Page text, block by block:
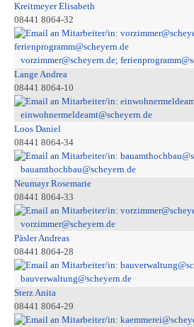
Kreitmeyer Elisabeth
08441 8064-32
vorzimmer@scheyern.de;
Lange Andrea
08441 8064-10
einwohnermeldeamt@scheyern.de
Loos Daniel
08441 8064-34
bauamthochbau@scheyern.de
Neumayr Rosemarie
08441 8064-33
vorzimmer@scheyern.de
Päsler Andreas
08441 8064-28
bauverwaltung@scheyern.de
Sterz Anita
08441 8064-29